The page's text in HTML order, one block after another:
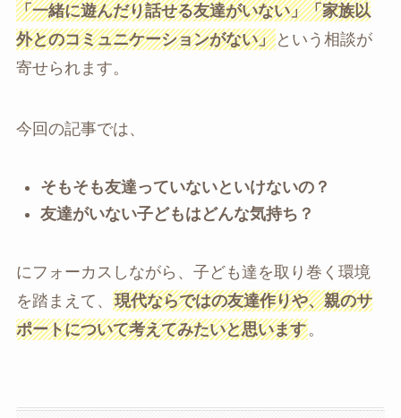
「一緒に遊んだり話せる友達がいない」「家族以
外とのコミュニケーションがない」という相談が
寄せられます。
今回の記事では、
そもそも友達っていないといけないの？
友達がいない子どもはどんな気持ち？
にフォーカスしながら、子ども達を取り巻く環境
を踏まえて、 現代ならではの友達作りや、親のサ
ポートについて考えてみたいと思います。